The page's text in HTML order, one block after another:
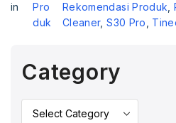
in
Pro
duk
Rekomendasi Produk,
Cleaner,S30 Pro,
Category